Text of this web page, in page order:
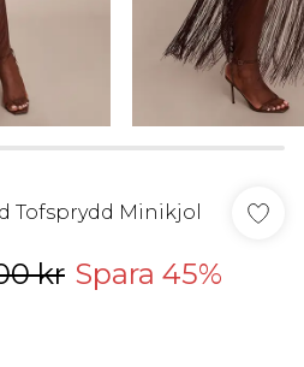
Tofsprydd Minikjol
kr Spara 45%